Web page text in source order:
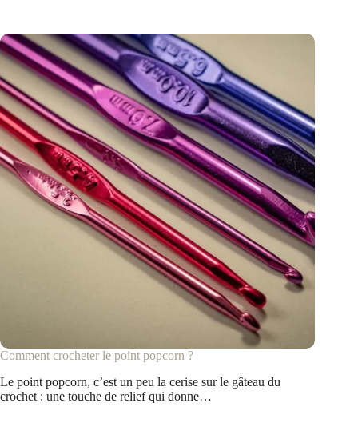
Comment crocheter le point popcorn ?
Le point popcorn, c’est un peu la cerise sur le gâteau du
crochet : une touche de relief qui donne…